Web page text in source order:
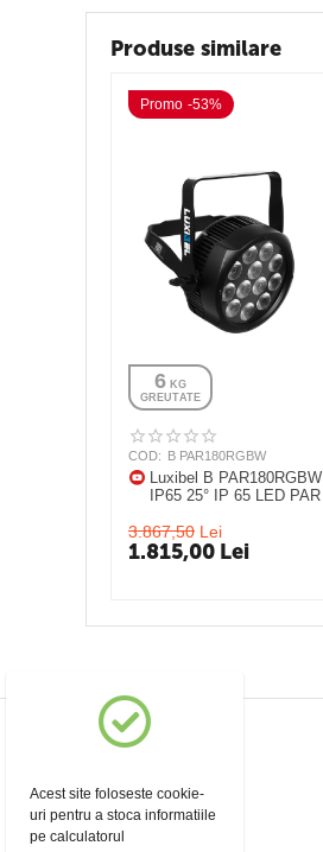
Produse similare
Promo -53%
6 KG
GREUTATE
COD: B PAR180RGBW
Luxibel B PAR180RGBW
IP65 25° IP 65 LED PAR
3.867,50 Lei
1.815,00 Lei
Acest site foloseste cookie-
uri pentru a stoca informatiile
pe calculatorul